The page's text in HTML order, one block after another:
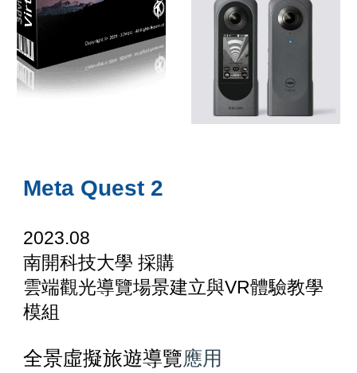
Meta Quest 2
2023.08
南開科技大學 採購
雲端觀光導覽場景建立與VR體驗教學
模組
全景虛擬旅遊導覽應用